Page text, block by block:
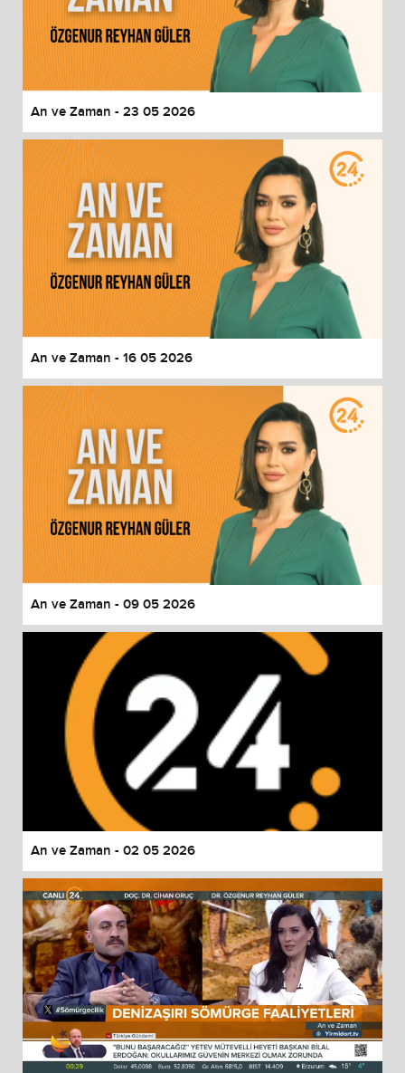
An ve Zaman - 23 05 2026
An ve Zaman - 16 05 2026
An ve Zaman - 09 05 2026
An ve Zaman - 02 05 2026